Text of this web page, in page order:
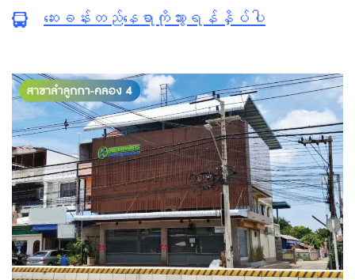
ဆေးခန်းတည်နေရာကိုသွားရန်နှိပ်ပါ